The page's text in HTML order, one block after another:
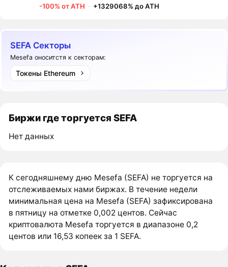
-100% от ATH · +1329068% до ATH
SEFA Секторы
Mesefa оноситстя к секторам:
Токены Ethereum
Биржи где торгуется SEFA
Нет данных
К сегодняшнему дню Mesefa (SEFA) не торгуется на
отслеживаемых нами биржах. В течение недели
минимальная цена на Mesefa (SEFA) зафиксирована
в пятницу на отметке 0,002 центов. Сейчас
криптовалюта Mesefa торгуется в диапазоне 0,2
центов или 16,53 копеек за 1 SEFA.